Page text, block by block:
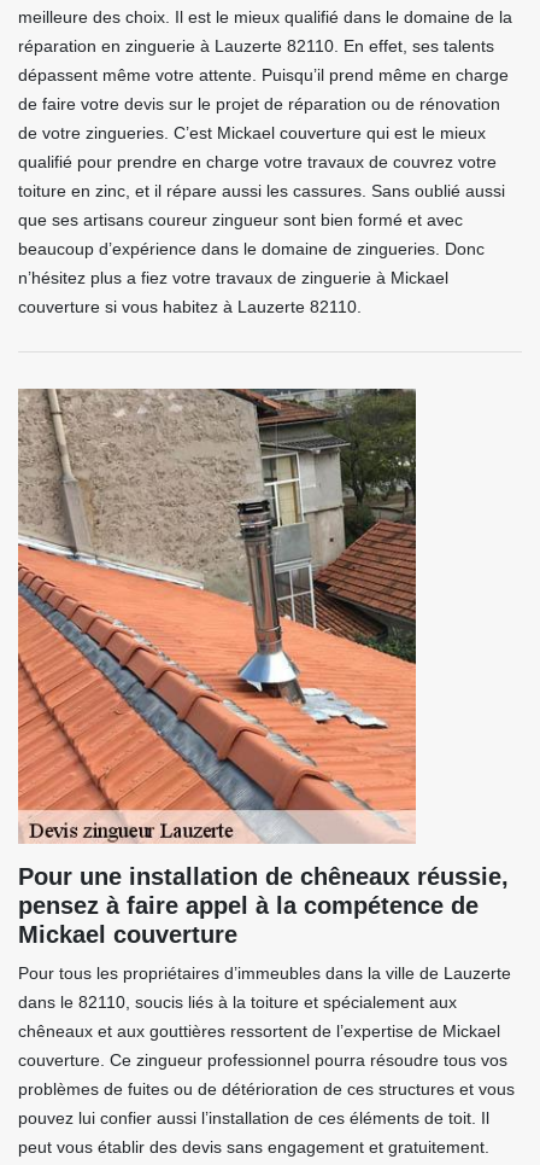
meilleure des choix. Il est le mieux qualifié dans le domaine de la
réparation en zinguerie à Lauzerte 82110. En effet, ses talents
dépassent même votre attente. Puisqu’il prend même en charge
de faire votre devis sur le projet de réparation ou de rénovation
de votre zingueries. C’est Mickael couverture qui est le mieux
qualifié pour prendre en charge votre travaux de couvrez votre
toiture en zinc, et il répare aussi les cassures. Sans oublié aussi
que ses artisans coureur zingueur sont bien formé et avec
beaucoup d’expérience dans le domaine de zingueries. Donc
n’hésitez plus a fiez votre travaux de zinguerie à Mickael
couverture si vous habitez à Lauzerte 82110.
Pour une installation de chêneaux réussie,
pensez à faire appel à la compétence de
Mickael couverture
Pour tous les propriétaires d’immeubles dans la ville de Lauzerte
dans le 82110, soucis liés à la toiture et spécialement aux
chêneaux et aux gouttières ressortent de l’expertise de Mickael
couverture. Ce zingueur professionnel pourra résoudre tous vos
problèmes de fuites ou de détérioration de ces structures et vous
pouvez lui confier aussi l’installation de ces éléments de toit. Il
peut vous établir des devis sans engagement et gratuitement.